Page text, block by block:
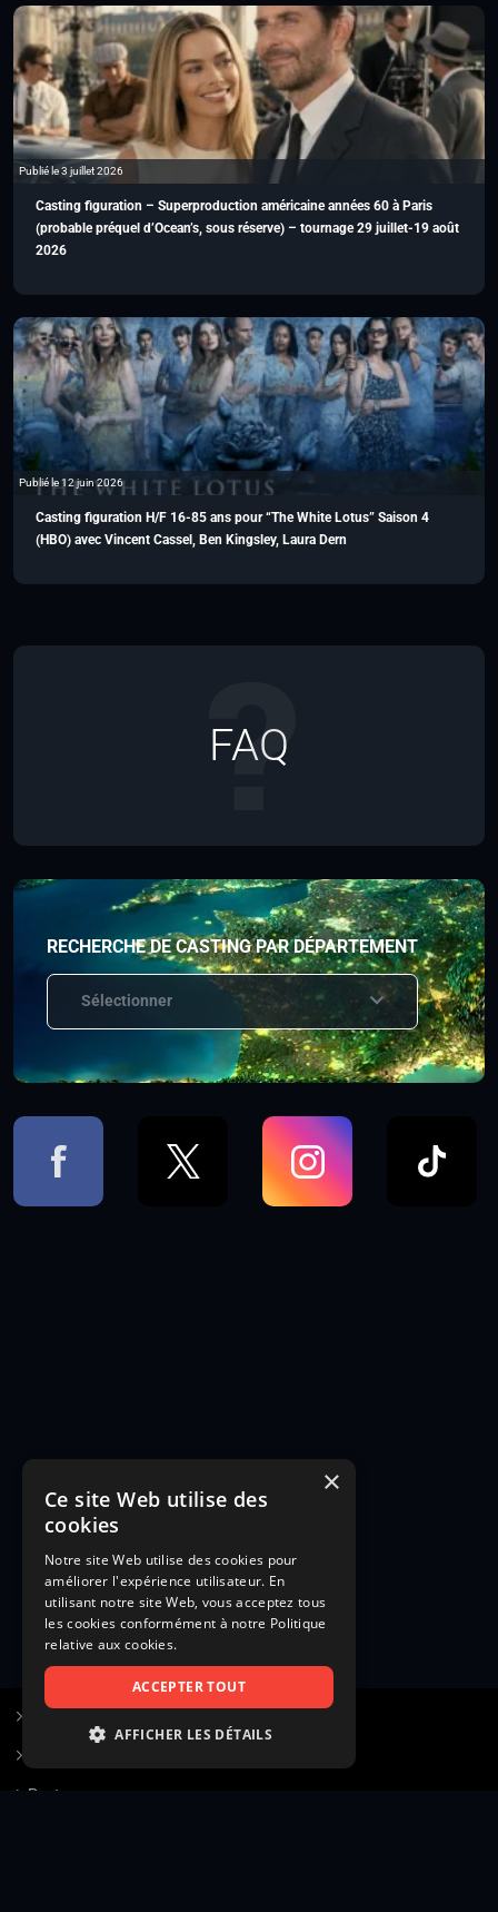
Publié le 3 juillet 2026
Casting figuration – Superproduction américaine années 60 à Paris
(probable préquel d’Ocean’s, sous réserve) – tournage 29 juillet-19 août
2026
Publié le 12 juin 2026
Casting figuration H/F 16-85 ans pour “The White Lotus” Saison 4
(HBO) avec Vincent Cassel, Ben Kingsley, Laura Dern
FAQ
RECHERCHE DE CASTING PAR DÉPARTEMENT
Sélectionner
Poster une annonce
×
Ce site Web utilise des
cookies
Notre site Web utilise des cookies pour
améliorer l'expérience utilisateur. En
utilisant notre site Web, vous acceptez tous
les cookies conformément à notre Politique
relative aux cookies.
ACCEPTER TOUT
AFFICHER LES DÉTAILS